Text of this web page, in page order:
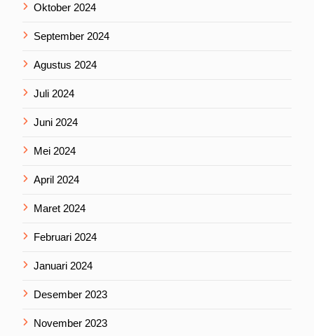
Oktober 2024
September 2024
Agustus 2024
Juli 2024
Juni 2024
Mei 2024
April 2024
Maret 2024
Februari 2024
Januari 2024
Desember 2023
November 2023